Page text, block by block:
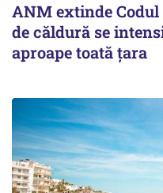
ANM extinde
de căldură se
aproape toată țara